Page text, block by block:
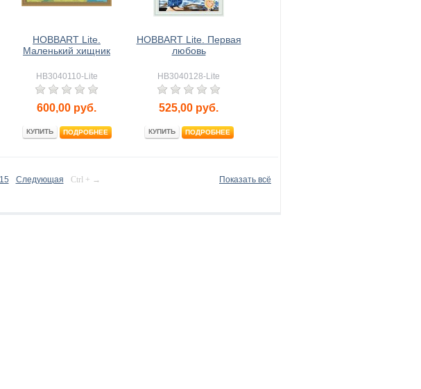
HOBBART Lite.
Маленький хищник
HB3040110-Lite
600,00 руб.
КУПИТЬ ПОДРОБНЕЕ
HOBBART Lite. Первая
любовь
HB3040128-Lite
525,00 руб.
КУПИТЬ ПОДРОБНЕЕ
15 Следующая Ctrl + → Показать всё